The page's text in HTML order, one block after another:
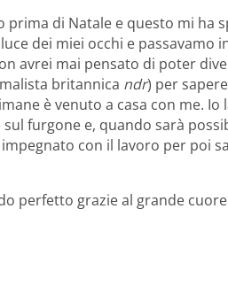
prima di Natale e questo mi ha
dei miei occhi e passavamo
avrei mai pensato di poter
britannica ndr) per
è venuto a casa con me.
furgone e, quando sarà
con il lavoro per poi
perfetto grazie al grande cuore